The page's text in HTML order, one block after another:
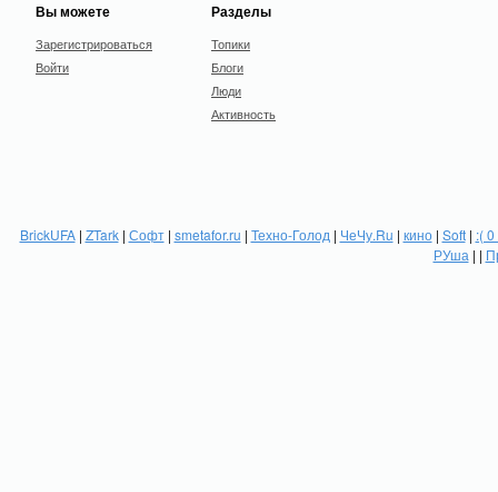
Вы можете
Зарегистрироваться
Войти
Разделы
Топики
Блоги
Люди
Активность
BrickUFA| ZTark| Софт| smetafor.ru | Техно-Голод | ЧеЧу.Ru | кино| Soft| :(
РУша | |